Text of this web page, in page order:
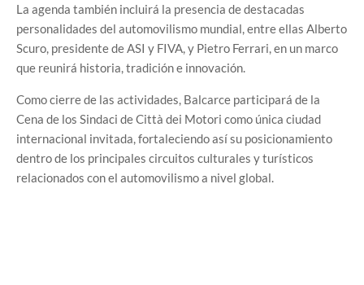
La agenda también incluirá la presencia de destacadas
personalidades del automovilismo mundial, entre ellas Alberto
Scuro, presidente de ASI y FIVA, y Pietro Ferrari, en un marco
que reunirá historia, tradición e innovación.
Como cierre de las actividades, Balcarce participará de la
Cena de los Sindaci de Città dei Motori como única ciudad
internacional invitada, fortaleciendo así su posicionamiento
dentro de los principales circuitos culturales y turísticos
relacionados con el automovilismo a nivel global.